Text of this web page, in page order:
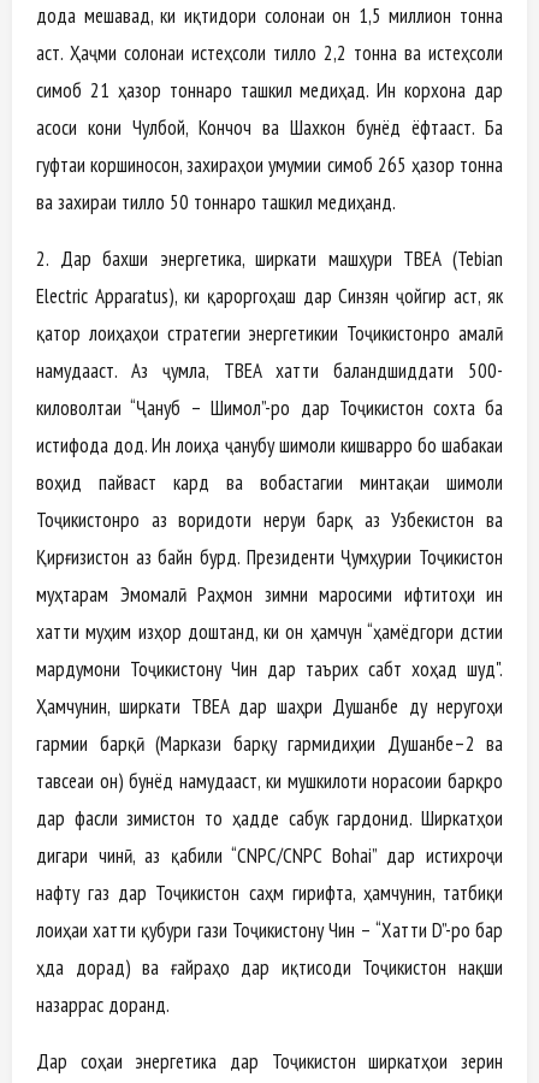
дода мешавад, ки иқтидори солонаи он 1,5 миллион тонна
аст. Ҳаҷми солонаи истеҳсоли тилло 2,2 тонна ва истеҳсоли
симоб 21 ҳазор тоннаро ташкил медиҳад. Ин корхона дар
асоси кони Чулбой, Кончоч ва Шахкон бунёд ёфтааст. Ба
гуфтаи коршиносон, захираҳои умумии симоб 265 ҳазор тонна
ва захираи тилло 50 тоннаро ташкил медиҳанд.
2. Дар бахши энергетика, ширкати машҳури TBEA (Tebian
Electric Apparatus), ки қароргоҳаш дар Синзян ҷойгир аст, як
қатор лоиҳаҳои стратегии энергетикии Тоҷикистонро амалӣ
намудааст. Аз ҷумла, TBEA хатти баландшиддати 500-
киловолтаи “Ҷануб – Шимол”-ро дар Тоҷикистон сохта ба
истифода дод. Ин лоиҳа ҷанубу шимоли кишварро бо шабакаи
воҳид пайваст кард ва вобастагии минтақаи шимоли
Тоҷикистонро аз воридоти неруи барқ аз Узбекистон ва
Қирғизистон аз байн бурд. Президенти Ҷумҳурии Тоҷикистон
муҳтарам Эмомалӣ Раҳмон зимни маросими ифтитоҳи ин
хатти муҳим изҳор доштанд, ки он ҳамчун “ҳамёдгори дӯстии
мардумони Тоҷикистону Чин дар таърих сабт хоҳад шуд".
Ҳамчунин, ширкати TBEA дар шаҳри Душанбе ду неругоҳи
гармии барқӣ (Маркази барқу гармидиҳии Душанбе–2 ва
тавсеаи он) бунёд намудааст, ки мушкилоти норасоии барқро
дар фасли зимистон то ҳадде сабук гардонид. Ширкатҳои
дигари чинӣ, аз қабили “CNPC/CNPC Bohai” дар истихроҷи
нафту газ дар Тоҷикистон саҳм гирифта, ҳамчунин, татбиқи
лоиҳаи хатти қубури гази Тоҷикистону Чин – “Хатти D”-ро бар
ӯҳда дорад) ва ғайраҳо дар иқтисоди Тоҷикистон нақши
назаррас доранд.
Дар соҳаи энергетика дар Тоҷикистон ширкатҳои зерин